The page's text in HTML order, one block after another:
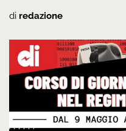
di redazione